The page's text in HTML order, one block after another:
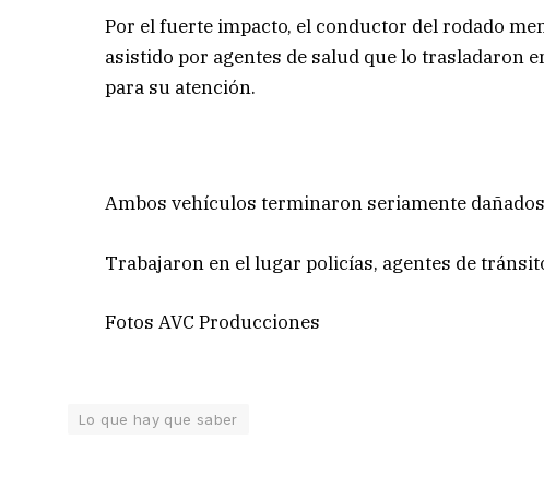
Por el fuerte impacto, el conductor del rodado
asistido por agentes de salud que lo trasladaron
para su atención.
Ambos vehículos terminaron seriamente
Trabajaron en el lugar policías, agentes de
Fotos AVC Producciones
Lo que hay que saber